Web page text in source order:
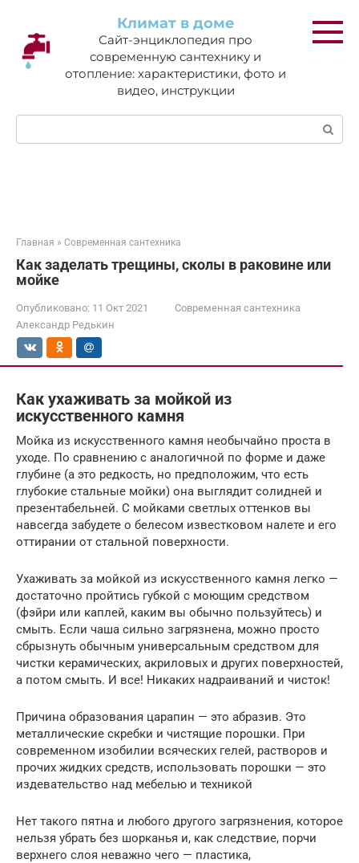
контенту
Климат в доме
Сайт-энциклопедия про
современную сантехнику и
отопление: характеристики, фото и
видео, инструкции
Поиск:
Главная » Современная сантехника
Как заделать трещины, сколы в раковине или
мойке
Опубликовано: 11 Окт 2021
Современная сантехника
Александр Редькин
Как ухаживать за мойкой из
искусственного камня
Мойка из искусственного камня необычайно проста в
уходе. По сравнению с аналогичной по форме и даже
глубине (а это редкость, но предположим, что есть
глубокие стальные мойки) она выглядит солидней и
презентабельней. С мойками светлых оттенков вы
навсегда забудете о белесом известковом налете и его
оттирании от стальной поверхности.
Ухаживать за мойкой из искусственного камня легко —
достаточно пройтись губкой с моющим средством
(фэйри или каплей, каким вы обычно пользуйтесь) и
смыть. Если чаша сильно загрязнена, можно просто
сбрызнуть обычным универсальным средством для
чистки керамических, акриловых и других поверхностей,
а потом смыть. И все! Никаких надраиваний и чисток!
Причина образования царапин — это абразив. Это
металлические скребки и чистящие порошки. При
современном изобилии всяческих гелей, растворов и
прочих жидких средств, использовать порошки — это
издевательство над мебелью и техникой
Нет такого пятна и любого другого загрязнения, которое
нельзя убрать без шорканья и, как следствие, порчи
верхнего слоя неважно чего — пластика,